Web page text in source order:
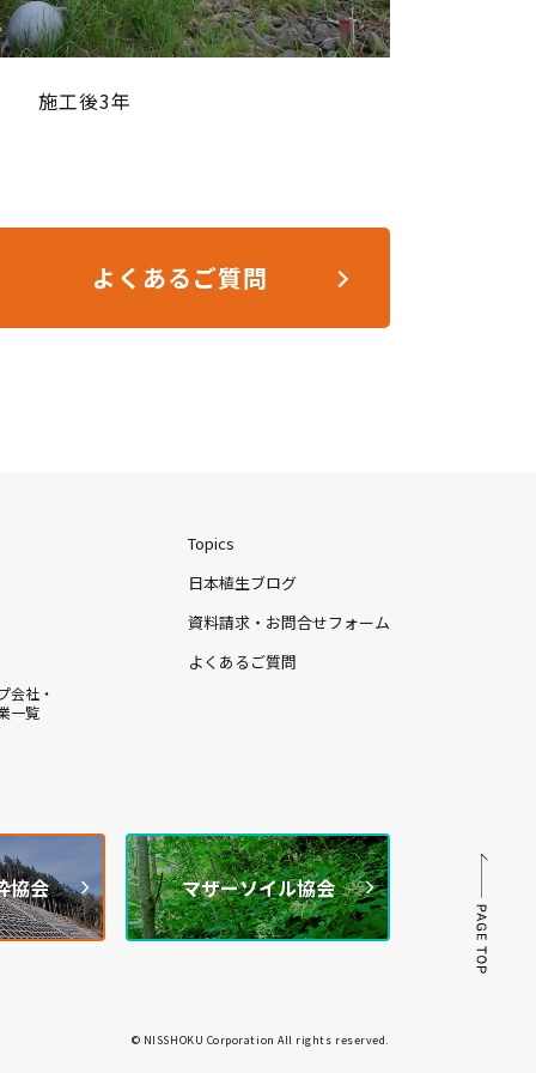
施工後3年
よくあるご質問
会社・
一覧
Topics
日本植生ブログ
資料請求・お問合せフォーム
よくあるご質問
協会 マザーソイル協会
© NISSHOKU Corporation All rights reserved.